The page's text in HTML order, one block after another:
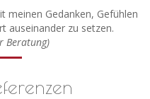
meinen Gedanken, Gefühlen
auseinander zu setzen.
Beratung)